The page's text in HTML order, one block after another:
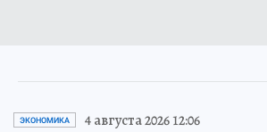
ЭКОНОМИКА 4 августа 2026 12:06